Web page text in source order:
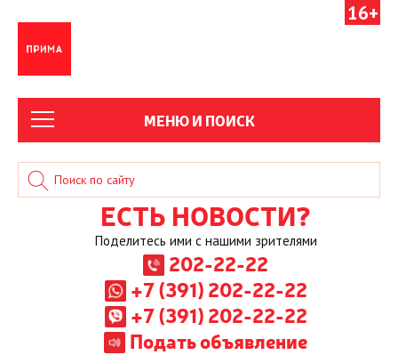
16+
МЕНЮ И ПОИСК
ЕСТЬ НОВОСТИ?
Поделитесь ими с нашими зрителями
202-22-22
+7 (391) 202-22-22
+7 (391) 202-22-22
Подать объявление